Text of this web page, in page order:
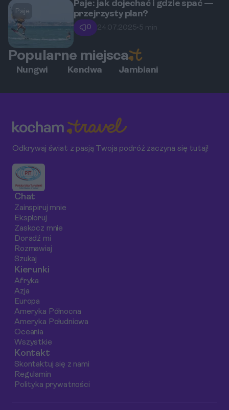
Paje
Paje: jak dojechać i gdzie spać —
przejrzysty plan?
0 24.07.2025• 5 min
Popularne miejsca
Nungwi Kendwa Jambiani
Odkrywaj świat z pasją Twoja podróż zaczyna się tutaj!
Chat
Zainspiruj mnie
Eksploruj
Zaskocz mnie
Doradź mi
Rozmawiaj
Szukaj
Kierunki
Afryka
Azja
Europa
Ameryka Północna
Ameryka Południowa
Oceania
Wszystkie
Kontakt
Skontaktuj się z nami
Regulamin
Polityka prywatności